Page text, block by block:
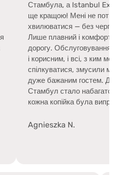
Explorer Pass зробив її
не потрібно було ні про що
черг, без зайвих турбот.
комфортний відпочинок усю
було дуже дружнім
з ким мені довелося
мене відчути себе
Досліджувати
набагато легше. Безумовно,
виправдана!